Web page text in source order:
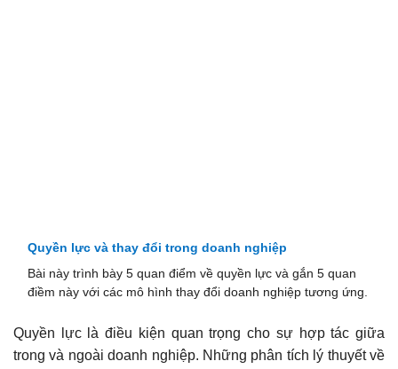
Quyền lực và thay đổi trong doanh nghiệp
Bài này trình bày 5 quan điểm về quyền lực và gắn 5 quan
điềm này với các mô hình thay đổi doanh nghiệp tương ứng.
Quyền lực là điều kiện quan trọng cho sự hợp tác giữa
trong và ngoài doanh nghiệp. Những phân tích lý thuyết về